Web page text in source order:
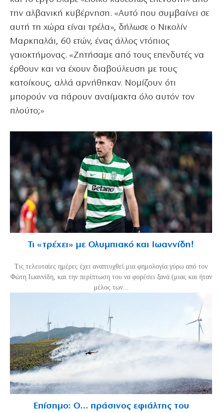
την αλβανική κυβέρνηση. «Αυτό που συμβαίνει σε
αυτή τη χώρα είναι τρέλα», δήλωσε ο Νικολίν
Μαρκπαλάι, 60 ετών, ένας άλλος ντόπιος
γαιοκτήμονας. «Ζητήσαμε από τους επενδυτές να
έρθουν και να έχουν διαβούλευση με τους
κατοίκους, αλλά αρνήθηκαν. Νομίζουν ότι
μπορούν να πάρουν αναίμακτα όλο αυτόν τον
πλούτο;»
Τι «τρέχει» με Ολυμπιακό και Ιωαννίδη!
Τις τελευταίες ημέρες έχει αναπτυχθεί μια φημολογία γύρω από τον
Φώτη Ιωαννίδη, και την περίπτωση του να φορέσει ξανά (μιας και ήταν
μέλος των...
Επίσημο: Ο… πράσινος εφιάλτης του